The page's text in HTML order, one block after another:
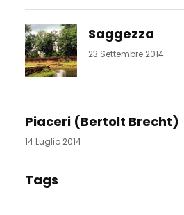
Saggezza
23 Settembre 2014
Piaceri (Bertolt Brecht)
14 Luglio 2014
Tags